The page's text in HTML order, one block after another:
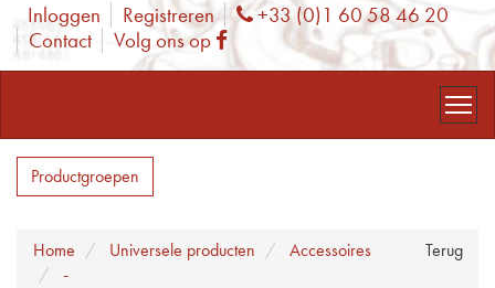
Inloggen Registreren Phone
+33 (0)1 60 58 46 20
Contact
Volg ons op Facebook
Productgroepen
Terug
Home Universele producten
Accessoires
-